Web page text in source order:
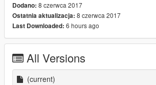
Dodano: 8 czerwca 2017
Ostatnia aktualizacja: 8 czerwca 2017
Last Downloaded: 6 hours ago
All Versions
(current)